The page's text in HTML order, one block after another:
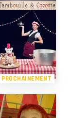
PROCHAINEMENT